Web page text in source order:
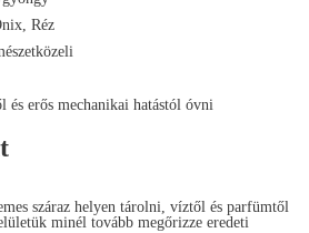
Réz
erős mechanikai hatástól óvni
száraz helyen tárolni, víztől és parfümtől
minél tovább megőrizze eredeti